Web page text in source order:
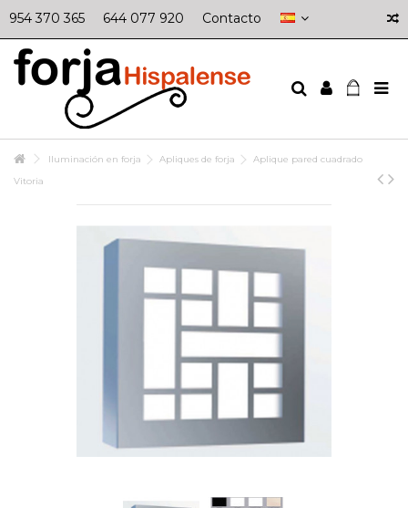
954 370 365 644 077 920 Contacto
Iluminación en forja Apliques de forja
Aplique pared cuadrado
Vitoria